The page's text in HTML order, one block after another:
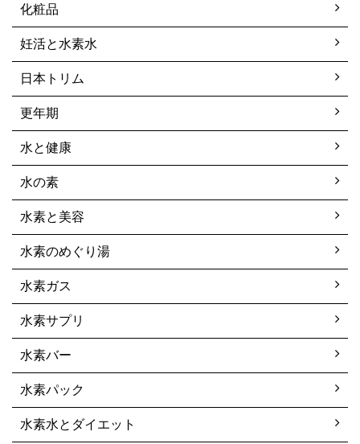
化粧品
妊活と水素水
日本トリム
更年期
水と健康
水の素
水素と美容
水素のめぐり湯
水素ガス
水素サプリ
水素バー
水素パック
水素水とダイエット